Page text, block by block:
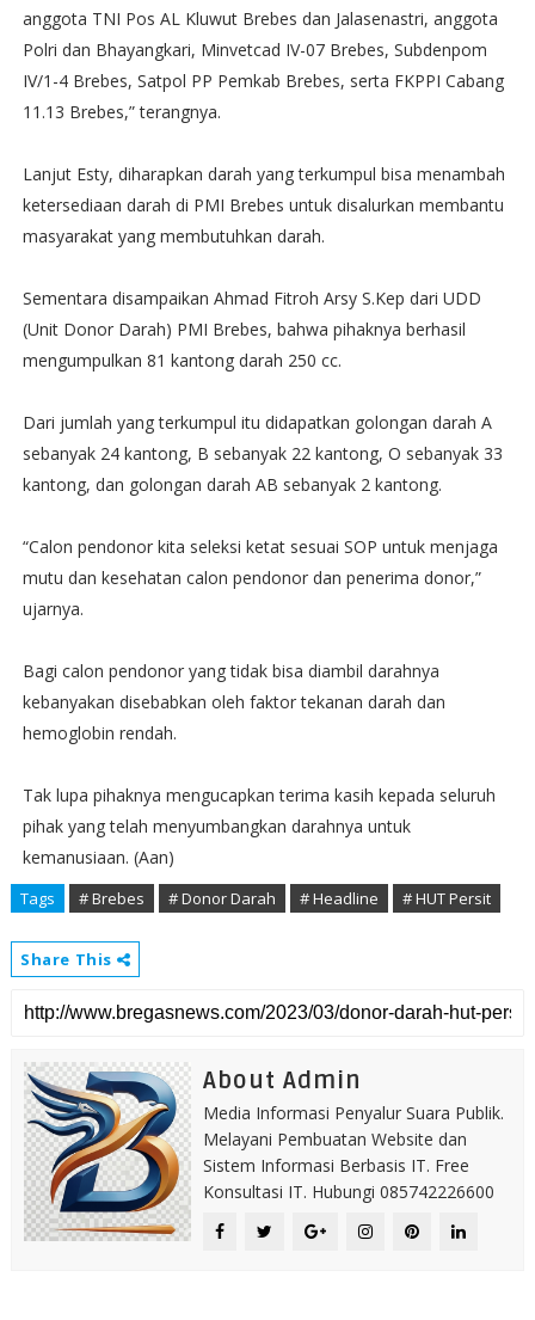
anggota TNI Pos AL Kluwut Brebes dan Jalasenastri, anggota
Polri dan Bhayangkari, Minvetcad IV-07 Brebes, Subdenpom
IV/1-4 Brebes, Satpol PP Pemkab Brebes, serta FKPPI Cabang
11.13 Brebes,” terangnya.
Lanjut Esty, diharapkan darah yang terkumpul bisa menambah
ketersediaan darah di PMI Brebes untuk disalurkan membantu
masyarakat yang membutuhkan darah.
Sementara disampaikan Ahmad Fitroh Arsy S.Kep dari UDD
(Unit Donor Darah) PMI Brebes, bahwa pihaknya berhasil
mengumpulkan 81 kantong darah 250 cc.
Dari jumlah yang terkumpul itu didapatkan golongan darah A
sebanyak 24 kantong, B sebanyak 22 kantong, O sebanyak 33
kantong, dan golongan darah AB sebanyak 2 kantong.
“Calon pendonor kita seleksi ketat sesuai SOP untuk menjaga
mutu dan kesehatan calon pendonor dan penerima donor,”
ujarnya.
Bagi calon pendonor yang tidak bisa diambil darahnya
kebanyakan disebabkan oleh faktor tekanan darah dan
hemoglobin rendah.
Tak lupa pihaknya mengucapkan terima kasih kepada seluruh
pihak yang telah menyumbangkan darahnya untuk
kemanusiaan. (Aan)
Tags # Brebes # Donor Darah # Headline # HUT Persit
Share This
About Admin
Media Informasi Penyalur Suara Publik.
Melayani Pembuatan Website dan
Sistem Informasi Berbasis IT. Free
Konsultasi IT. Hubungi 085742226600